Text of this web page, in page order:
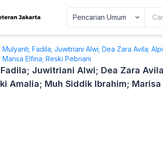
Mulyanti; Fadila; Juwitriani Alwi; Dea Zara Avila;
Marisa Elfina; Reski Pebriani
Juwitriani Alwi; Dea Zara
Amalia; Muh Siddik Ibrahim;